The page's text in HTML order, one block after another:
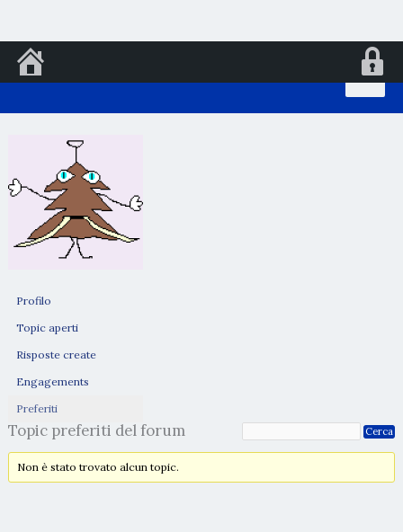
al
Profilo
Topic aperti
Risposte create
Engagements
Preferiti
Topic preferiti del forum
Non è stato trovato alcun topic.